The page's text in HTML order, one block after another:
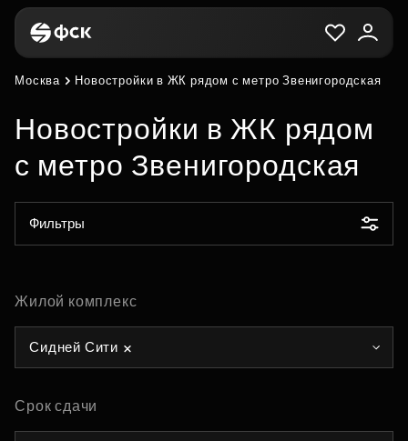
Москва Новостройки в ЖК рядом с метро Звенигородская
Новостройки в ЖК рядом
с метро Звенигородская
Фильтры
Жилой комплекс
Сидней Сити
Срок сдачи